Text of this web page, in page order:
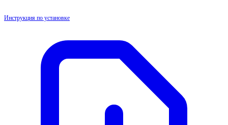
Инструкция по установке